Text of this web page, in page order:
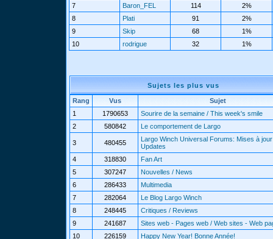
7
Baron_FEL 114
2%
8
Plati 91
2%
9
Skip 68
1%
10
rodrigue 32 1%
Sujets les plus vus
Rang Vus
Sujet
1
1790653
Sourire de la semaine / This week's smile
2
580842 Le comportement de Largo
3 480455
Largo Winch Universal Forums: Mises à
Updates
4
318830
Fan Art
5
307247
Nouvelles / News
6
286433
Multimedia
7
282064
Le Blog Largo Winch
8
248445
Critiques / Reviews
9
241687
Sites web - Pages web / Web sites - Web
10
226159 Happy New Year! Bonne Année!